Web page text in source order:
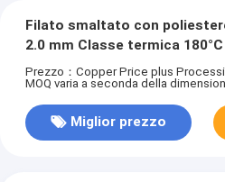
Filato smaltato con
2.0 mm Classe termica
temperatura
Prezzo：Copper Price plus
MOQ varia a seconda della
Miglior prezzo